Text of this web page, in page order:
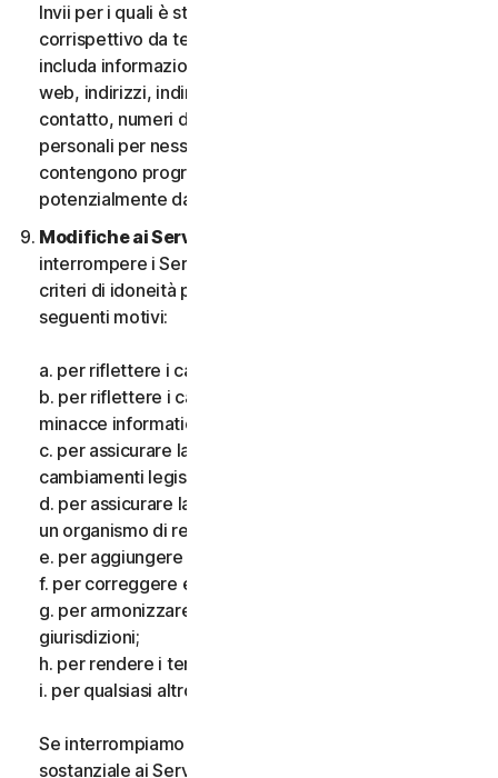
Invii per i quali è stato compensato o concesso alcun
corrispettivo da terzi; (vi) non fornirà alcun Invio che
includa informazioni che fanno riferimento ad altri siti
web, indirizzi, indirizzi e-mail, informazioni di
contatto, numeri di telefono o altre informazioni
personali per nessuno; e (vii) non fornirà Invii che
contengono programmi o file di computer
potenzialmente dannosi.
Modifiche ai Servizi.
interrompere i Servizi oppure introdurre o variare i
criteri di idoneità per i Servizi, per uno o più dei
seguenti motivi:
a. per riflettere i cambiamenti delle tecnologie;
b. per riflettere i cambiamenti nella natura delle
minacce informatiche;
c. per assicurare la conformità alla legge e riflettere i
cambiamenti legislativi;
d. per assicurare la conformità ai requisiti imposti da
un organismo di regolamentazione;
e. per aggiungere funzionalità aggiuntive;
f. per correggere eventuali errori;
g. per armonizzare i servizi o i termini in più
giurisdizioni;
h. per rendere i termini più chiari; e
i. per qualsiasi altro valido motivo.
Se interrompiamo i Servizi, apportiamo una modifica
sostanziale ai Servizi che potrebbe essere